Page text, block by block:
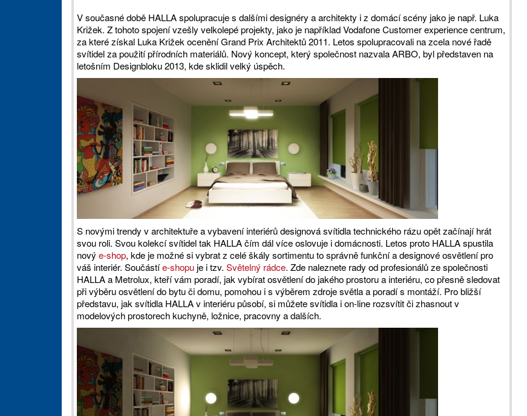
V současné době HALLA spolupracuje s dalšími designéry a architekty i z domácí scény jako je např. Luka
Križek. Z tohoto spojení vzešly velkolepé projekty, jako je například Vodafone Customer experience centrum,
za které získal Luka Križek ocenění Grand Prix Architektů 2011. Letos spolupracovali na zcela nové řadě
svítidel za použití přírodních materiálů. Nový koncept, který společnost nazvala ARBO, byl představen na
letošním Designbloku 2013, kde sklidil velký úspěch.
S novými trendy v architektuře a vybavení interiérů designová svítidla technického rázu opět začínají hrát
svou roli. Svou kolekcí svítidel tak HALLA čím dál více oslovuje i domácnosti. Letos proto HALLA spustila
nový e-shop, kde je možné si vybrat z celé škály sortimentu to správně funkční a designové osvětlení pro
váš interiér. Součástíe-shopu je i tzv. Světelný rádce. Zde naleznete rady od profesionálů ze společnosti
HALLA a Metrolux, kteří vám poradí, jak vybírat osvětlení do jakého prostoru a interiéru, co přesně sledovat
při výběru osvětlení do bytu či domu, pomohou i s výběrem zdroje světla a poradí s montáží. Pro bližší
představu, jak svítidla HALLA v interiéru působí, si můžete svítidla i on-line rozsvítit či zhasnout v
modelových prostorech kuchyně, ložnice, pracovny a dalších.